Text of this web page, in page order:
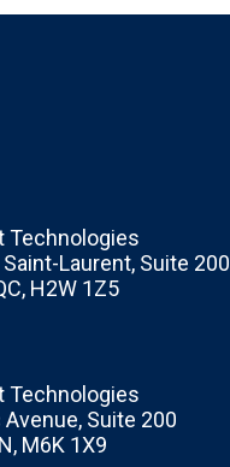
Technologies
Laurent, Suite 200
H2W 1Z5
Technologies
Suite 200
M6K 1X9